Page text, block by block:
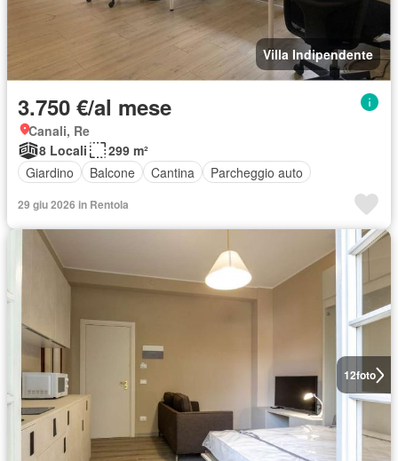
Villa Indipendente
3.750 €/al mese
Canali, Re
8 Locali
299 m²
Giardino
Balcone Cantina Parcheggio auto
29 giu 2026 in Rentola
12foto